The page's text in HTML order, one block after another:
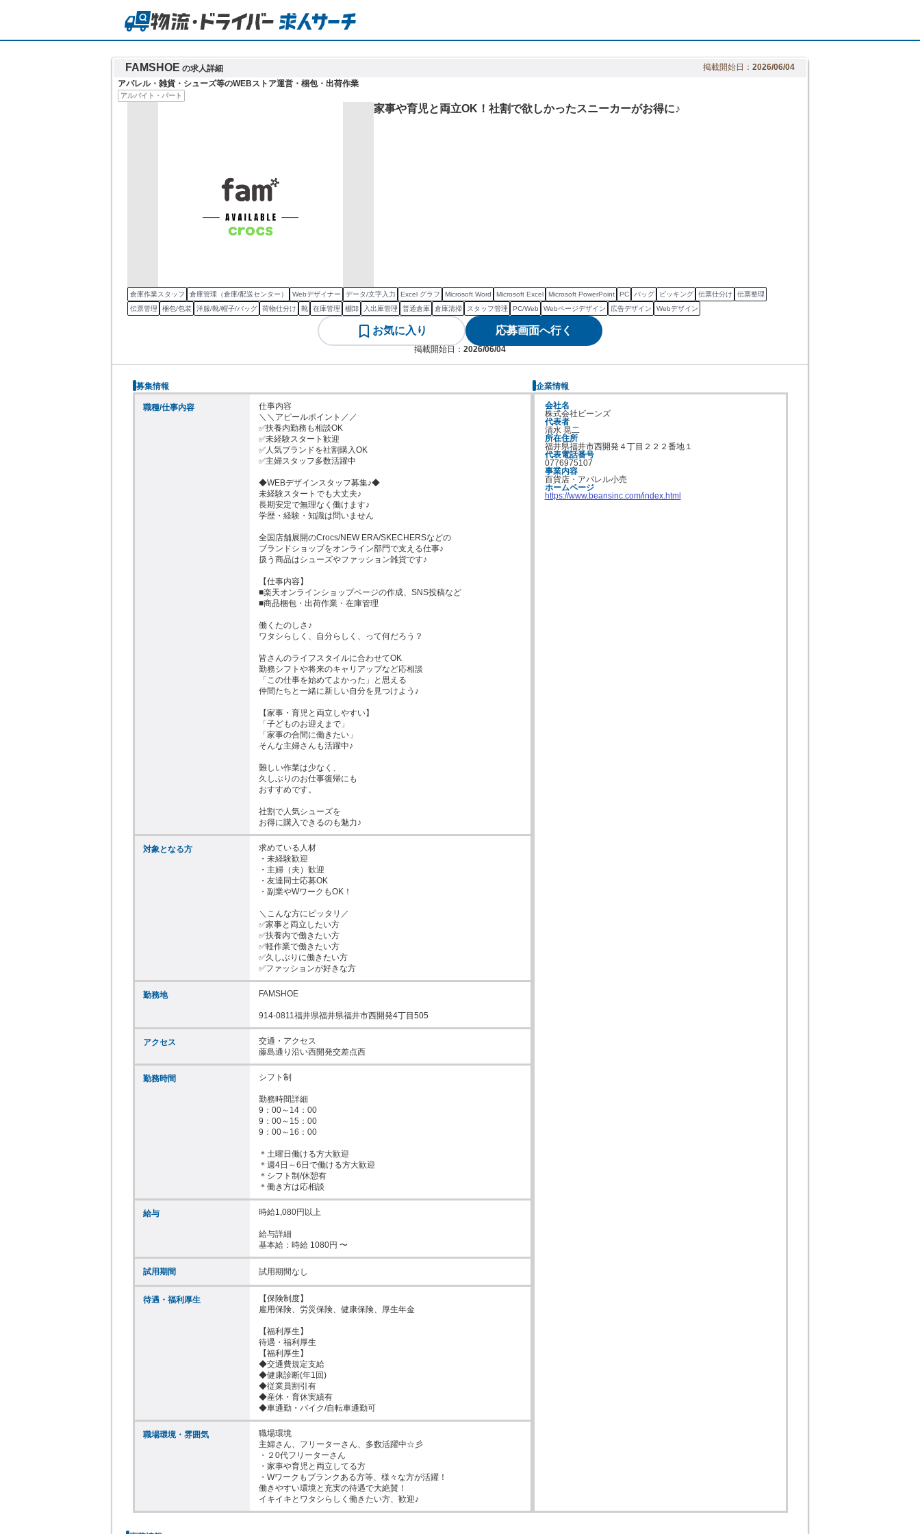
FAMSHOE の求人詳細 掲載開始日： 2026/06/04
アパレル・雑貨・シューズ等のWEBストア運営・梱包・出荷作業
アルバイト・パート
家事や育児と両立OK！社割で欲しかったスニーカーがお得に♪
倉庫作業スタッフ 倉庫管理（倉庫/配送センター） Webデザイナー データ/文字入力 Excel グラフ Microsoft Word Microsoft Excel Microsoft PowerPoint PC バッグ ピッキング 伝票仕分け
伝票整理
伝票管理
梱包/包装 洋服/靴/帽子/バッグ 荷物仕分け 靴 在庫管理 棚卸 入出庫管理 普通倉庫 倉庫清掃 スタッフ管理 PC/Web Webページデザイン 広告デザイン Webデザイン
お気に入り 応募画面へ行く
掲載開始日： 2026/06/04
募集情報
職種/仕事内容
仕事内容
＼＼アピールポイント／／
✅扶養内勤務も相談OK
✅未経験スタート歓迎
✅人気ブランドを社割購入OK
✅主婦スタッフ多数活躍中
◆WEBデザインスタッフ募集♪◆
未経験スタートでも大丈夫♪
長期安定で無理なく働けます♪
学歴・経験・知識は問いません
全国店舗展開のCrocs/NEW ERA/SKECHERSなどの
ブランドショップをオンライン部門で支える仕事♪
扱う商品はシューズやファッション雑貨です♪
【仕事内容】
■楽天オンラインショップページの作成、SNS投稿など
■商品梱包・出荷作業・在庫管理
働くたのしさ♪
ワタシらしく、自分らしく、って何だろう？
皆さんのライフスタイルに合わせてOK
勤務シフトや将来のキャリアップなど応相談
「この仕事を始めてよかった」と思える
仲間たちと一緒に新しい自分を見つけよう♪
【家事・育児と両立しやすい】
「子どものお迎えまで」
「家事の合間に働きたい」
そんな主婦さんも活躍中♪
難しい作業は少なく、
久しぶりのお仕事復帰にも
おすすめです。
社割で人気シューズを
お得に購入できるのも魅力♪
対象となる方
求めている人材
・未経験歓迎
・主婦（夫）歓迎
・友達同士応募OK
・副業やWワークもOK！
＼こんな方にピッタリ／
✅家事と両立したい方
✅扶養内で働きたい方
✅軽作業で働きたい方
✅久しぶりに働きたい方
✅ファッションが好きな方
勤務地 FAMSHOE
914-0811福井県福井県福井市西開発4丁目505
アクセス
交通・アクセス
藤島通り沿い西開発交差点西
勤務時間 シフト制
勤務時間詳細
9：00～14：00
9：00～15：00
9：00～16：00
＊土曜日働ける方大歓迎
＊週4日～6日で働ける方大歓迎
＊シフト制/休憩有
＊働き方は応相談
給与 時給1,080円以上
給与詳細
基本給：時給 1080円 〜
試用期間 試用期間なし
待遇・福利厚生
【保険制度】
雇用保険、労災保険、健康保険、厚生年金
【福利厚生】
待遇・福利厚生
【福利厚生】
◆交通費規定支給
◆健康診断(年1回)
◆従業員割引有
◆産休・育休実績有
◆車通勤・バイク/自転車通勤可
職場環境・雰囲気
職場環境
主婦さん、フリーターさん、多数活躍中☆彡
・２0代フリーターさん
・家事や育児と両立してる方
・Wワークもブランクある方等、様々な方が活躍！
働きやすい環境と充実の待遇で大絶賛！
イキイキとワタシらしく働きたい方、歓迎♪
企業情報
会社名
株式会社ビーンズ
代表者
清水 晃二
所在住所
福井県福井市西開発４丁目２２２番地１
代表電話番号
0776975107
事業内容
百貨店・アパレル小売
ホームページ
https://www.beansinc.com/index.html